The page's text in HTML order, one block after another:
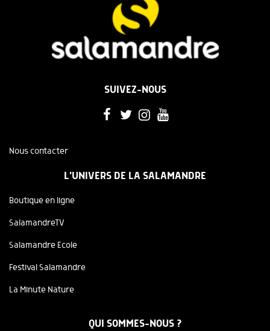
SUIVEZ-NOUS
Nous contacter
L'UNIVERS DE LA SALAMANDRE
Boutique en ligne
SalamandreTV
Salamandre Ecole
Festival Salamandre
La Minute Nature
QUI SOMMES-NOUS ?